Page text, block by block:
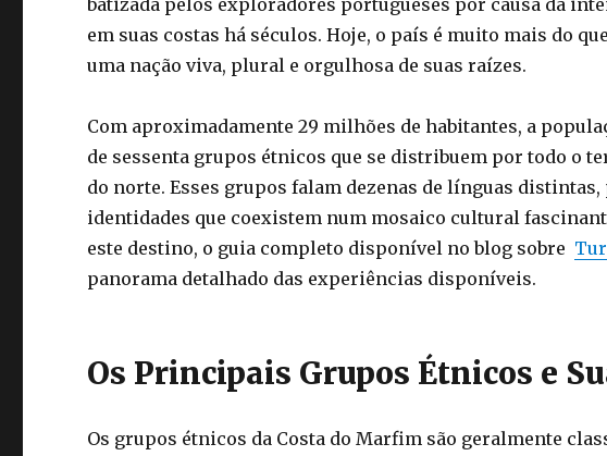
em suas costas há séculos. Hoje, o país é muito mais do
uma nação viva, plural e orgulhosa de suas raízes.
Com aproximadamente 29 milhões de habitantes, a
de sessenta grupos étnicos que se distribuem por todo o
do norte. Esses grupos falam dezenas de línguas
identidades que coexistem num mosaico cultural
este destino, o guia completo disponível no blog sobre
panorama detalhado das experiências disponíveis.
Os Principais Grupos Étnicos e
Os grupos étnicos da Costa do Marfim são geralmente